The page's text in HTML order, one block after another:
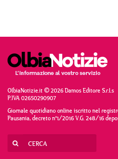
OlbiaNotizie.it © 2026 Damos Editore S.r.l.s
P.IVA 02650290907
Giornale quotidiano online iscritto nel
Pausania, decreto n°1/2016 V.G. 248/16